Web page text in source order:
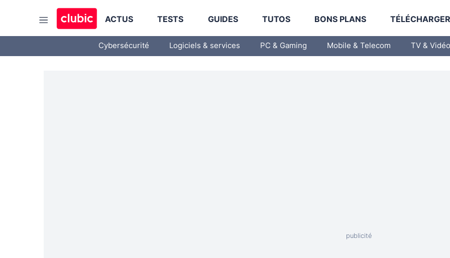
ACTUS TESTS GUIDES TUTOS BONS PLANS
Cybersécurité Logiciels & services PC & Gaming Mobile & Telecom TV & Vidéo